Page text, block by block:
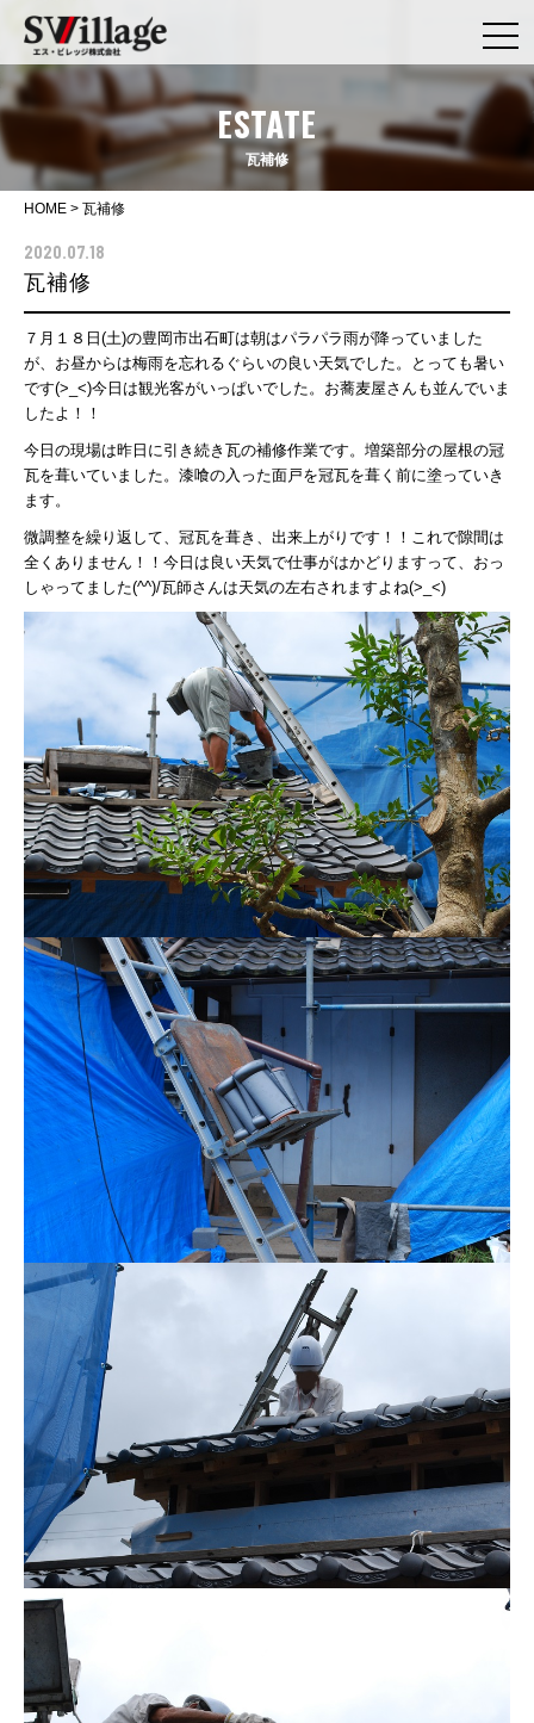
ESTATE
瓦補修
HOME > 瓦補修
2020.07.18
瓦補修
７月１８日(土)の豊岡市出石町は朝はパラパラ雨が降っていました
が、お昼からは梅雨を忘れるぐらいの良い天気でした。とっても暑い
です(>_<)今日は観光客がいっぱいでした。お蕎麦屋さんも並んでいま
したよ！！
今日の現場は昨日に引き続き瓦の補修作業です。増築部分の屋根の冠
瓦を葺いていました。漆喰の入った面戸を冠瓦を葺く前に塗っていき
ます。
微調整を繰り返して、冠瓦を葺き、出来上がりです！！これで隙間は
全くありません！！今日は良い天気で仕事がはかどりますって、おっ
しゃってました(^^)/瓦師さんは天気の左右されますよね(>_<)